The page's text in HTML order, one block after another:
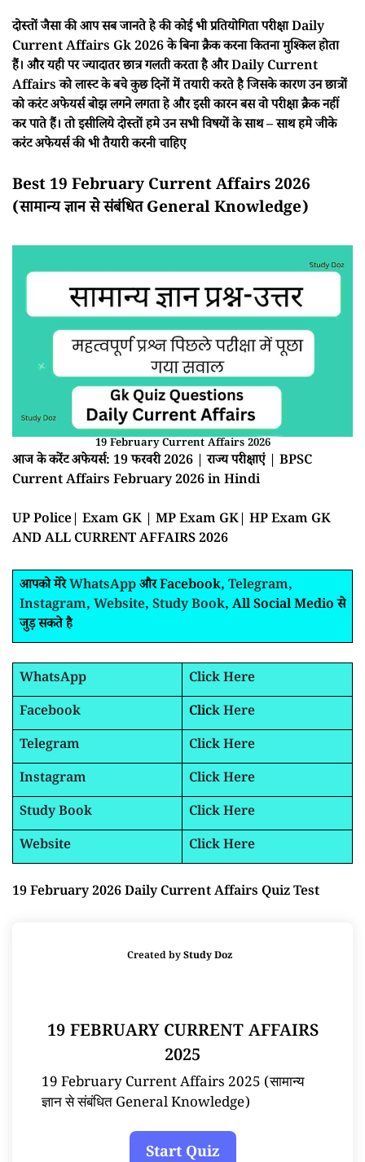
दोस्तों जैसा की आप सब जानते हे की कोई भी प्रतियोगिता परीक्षा Daily
Current Affairs Gk 2026 के बिना क्रैक करना कितना मुश्किल होता
हैं। और यही पर ज्यादातर छात्र गलती करता है और Daily Current
Affairs को लास्ट के बचे कुछ दिनों में तयारी करते है जिसके कारण उन छात्रों
को करंट अफेयर्स बोझ लगने लगता हे और इसी कारन बस वो परीक्षा क्रैक नहीं
कर पाते हैं। तो इसीलिये दोस्तों हमे उन सभी विषयों के साथ – साथ हमे जीके
करंट अफेयर्स की भी तैयारी करनी चाहिए
Best 19 February Current Affairs 2026
(सामान्य ज्ञान से संबंधित General Knowledge)
19 February Current Affairs 2026
आज के करेंट अफेयर्स: 19 फरवरी 2026 | राज्य परीक्षाएं | BPSC
Current Affairs February 2026 in Hindi
UP Police| Exam GK | MP Exam GK| HP Exam GK
AND ALL CURRENT AFFAIRS 2026
आपको मेरेWhatsAppऔर Facebook, Telegram,
Instagram, Website, Study Book, All Social Medio से
जुड़ सकते है
WhatsApp
Click Here
Facebook
Click Here
Telegram
Click Here
Instagram
Click Here
Study Book
Click Here
Website
Click Here
19 February 2026 Daily Current Affairs Quiz Test
Created byStudy Doz
19 FEBRUARY CURRENT AFFAIRS
2025
19 February Current Affairs 2025 (सामान्य
ज्ञान से संबंधित General Knowledge)